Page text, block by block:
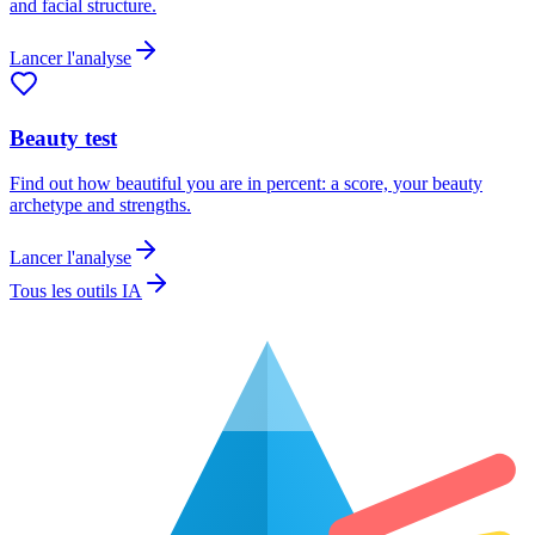
and facial structure.
Lancer l'analyse
Beauty test
Find out how beautiful you are in percent: a score, your beauty
archetype and strengths.
Lancer l'analyse
Tous les outils IA